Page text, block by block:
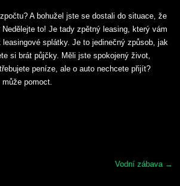
A bohužel jste se dostali do situace, že
to! Je tady zpětný leasing, který vám
splátky. Je to jedinečný způsob, jak
si brát půjčky. Měli jste spokojený život,
peníze, ale o auto nechcete přijít?
pomoct.
Vodní zábava →